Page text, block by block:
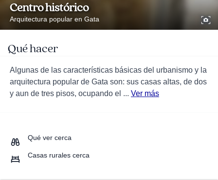
Centro histórico
Arquitectura popular en Gata
Qué hacer
Algunas de las características básicas del urbanismo y la
arquitectura popular de Gata son: sus casas altas, de dos
y aun de tres pisos, ocupando el ... Ver más
Qué ver cerca
Casas rurales cerca